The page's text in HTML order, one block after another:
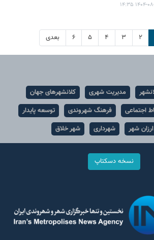
۰۸-۱۷ ۱۴:۳۵
۲ ۳ ۴ ۵ ۶ بعدی
مدیریت شهری
کلانشهرهای جهان
اجتماعی فرهنگ شهروندی
توسعه پایدار
ارزان شهر شهرداری شهر خلاق
نسخه دسکتاپ